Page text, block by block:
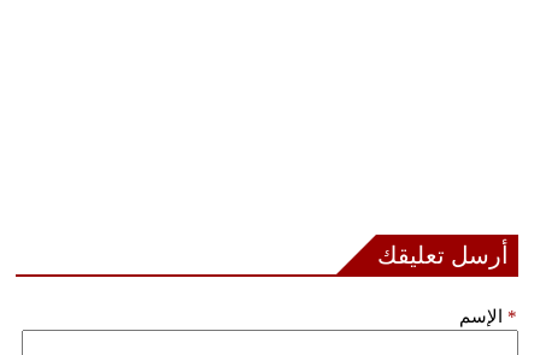
أرسل تعليقك
الإسم *